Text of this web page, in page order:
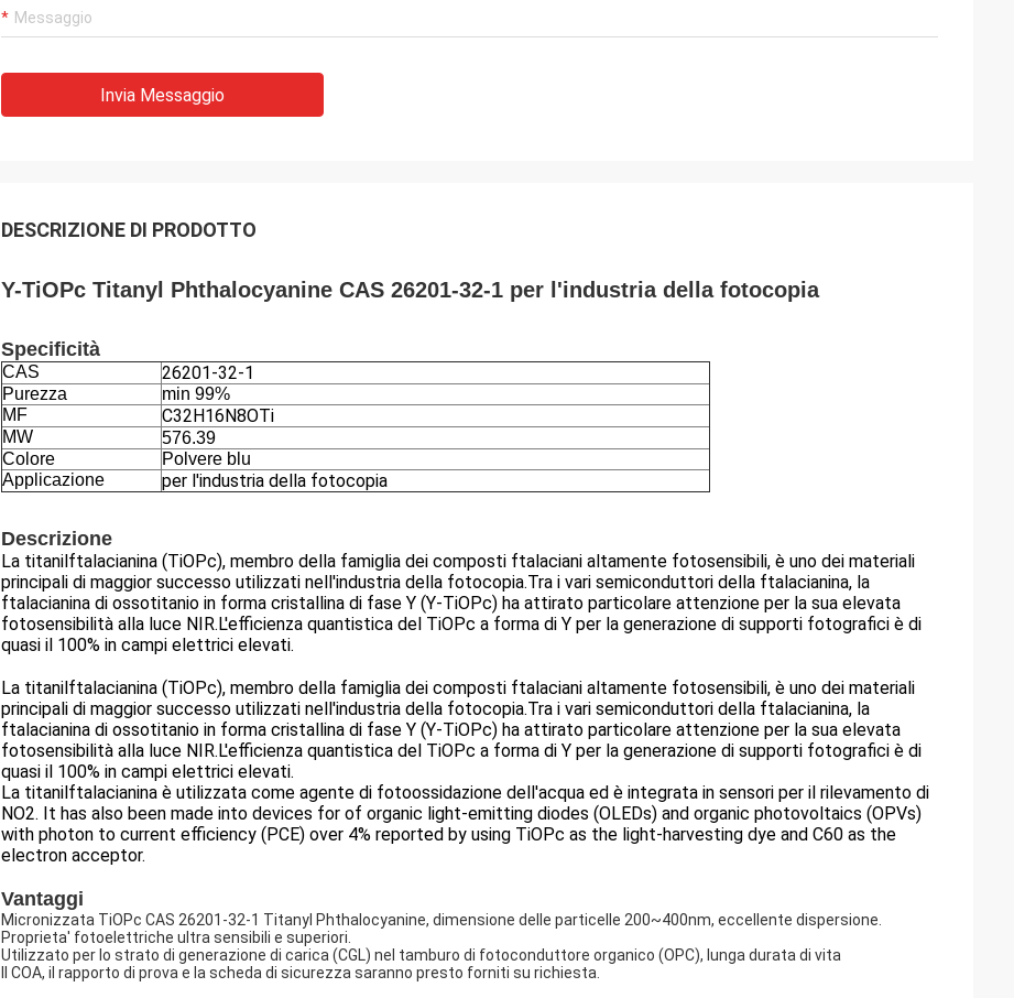
Invia Messaggio
DESCRIZIONE DI PRODOTTO
Y-TiOPc Titanyl Phthalocyanine CAS 26201-32-1 per l'industria della fotocopia
Specificità
CAS 26201-32-1
Purezza
min 99%
MF
C32H16N8OTi
MW
576.39
Colore
Polvere blu
Applicazione
per l'industria della fotocopia
Descrizione
La titanilftalacianina (TiOPc), membro della famiglia dei composti ftalaciani altamente fotosensibili, è uno dei materiali
principali di maggior successo utilizzati nell'industria della fotocopia.Tra i vari semiconduttori della ftalacianina, la
ftalacianina di ossotitanio in forma cristallina di fase Y (Y-TiOPc) ha attirato particolare attenzione per la sua elevata
fotosensibilità alla luce NIR.L'efficienza quantistica del TiOPc a forma di Y per la generazione di supporti fotografici è di
quasi il 100% in campi elettrici elevati.
La titanilftalacianina (TiOPc), membro della famiglia dei composti ftalaciani altamente fotosensibili, è uno dei materiali
principali di maggior successo utilizzati nell'industria della fotocopia.Tra i vari semiconduttori della ftalacianina, la
ftalacianina di ossotitanio in forma cristallina di fase Y (Y-TiOPc) ha attirato particolare attenzione per la sua elevata
fotosensibilità alla luce NIR.L'efficienza quantistica del TiOPc a forma di Y per la generazione di supporti fotografici è di
quasi il 100% in campi elettrici elevati.
La titanilftalacianina è utilizzata come agente di fotoossidazione dell'acqua ed è integrata in sensori per il rilevamento di
NO2. It has also been made into devices for of organic light-emitting diodes (OLEDs) and organic photovoltaics (OPVs)
with photon to current efficiency (PCE) over 4% reported by using TiOPc as the light-harvesting dye and C60 as the
electron acceptor.
Vantaggi
Micronizzata TiOPc CAS 26201-32-1 Titanyl Phthalocyanine, dimensione delle particelle 200~400nm, eccellente dispersione.
Proprieta' fotoelettriche ultra sensibili e superiori.
Utilizzato per lo strato di generazione di carica (CGL) nel tamburo di fotoconduttore organico (OPC), lunga durata di vita
Il COA, il rapporto di prova e la scheda di sicurezza saranno presto forniti su richiesta.